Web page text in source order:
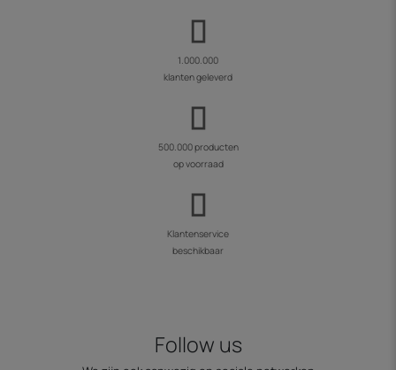
1.000.000
klanten geleverd
500.000 producten
op voorraad
Klantenservice
beschikbaar
Follow us